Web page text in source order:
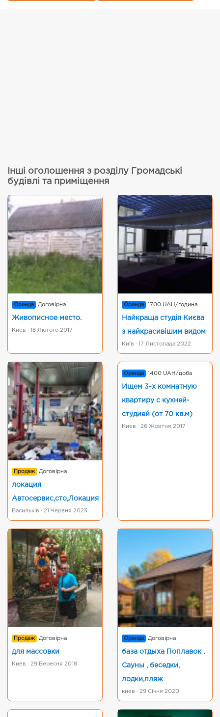
Інші оголошення з розділу Громадські
будівлі та приміщення
Оренда Договірна
Живописное место.
Киев · 18 Лютого 2017
Оренда 1700 UAH/година
Найкраща студія Києва
з найкрасивішим видом
Київ · 17 Листопада 2022
Продаж Договірна
локация
Автосервис,сто,Локация
Васильків · 21 Червня 2023
Оренда 1400 UAH/доба
Ищем 3-х комнатную
квартиру с кухней-
студией (от 70 кв.м)
Киев · 26 Жовтня 2017
Продаж Договірна
для массовки
Киев · 29 Вересня 2018
Оренда Договірна
база отдыха Поплавок .
Сауны , беседки,
лодки,пляж
киев · 29 Січня 2020